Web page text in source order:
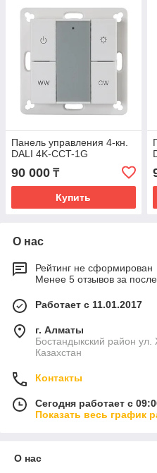
Панель управления 4-кн.
DALI 4K-CCT-1G
90 000 ₸
Купить
О нас
Рейтинг не сформирован
Менее 5 отзывов за
Работает с 11.01.2017
г. Алматы
Бостандыкский район
Казахстан
Контакты
Сегодня работает с
Показать весь график
О нас